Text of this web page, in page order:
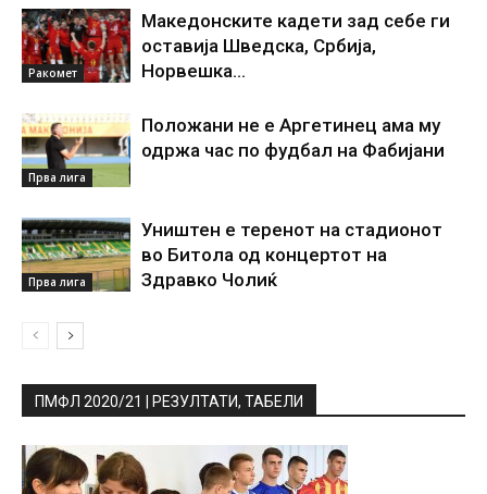
Ракомет
Македонските кадети зад себе ги
оставија Шведска, Србија,
Норвешка…
Прва лига
Положани не е Аргетинец ама му
одржа час по фудбал на Фабијани
Прва лига
Уништен е теренот на стадионот
во Битола од концертот на
Здравко Чолиќ
ПМФЛ 2020/21 | РЕЗУЛТАТИ, ТАБЕЛИ